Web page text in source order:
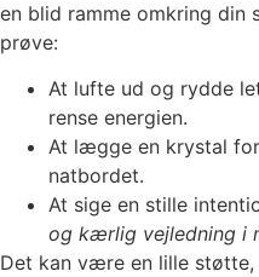
en blid ramme omkring din
prøve:
At lufte ud og rydde
rense energien.
At lægge en krystal
natbordet.
At sige en stille
og kærlig vejledning i
Det kan være en lille